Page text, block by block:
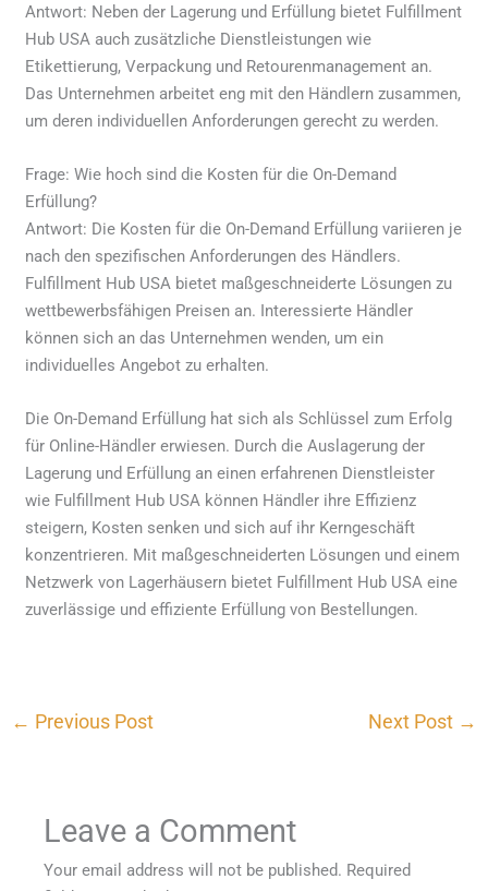
Antwort: Neben der Lagerung und Erfüllung bietet Fulfillment
Hub USA auch zusätzliche Dienstleistungen wie
Etikettierung, Verpackung und Retourenmanagement an.
Das Unternehmen arbeitet eng mit den Händlern zusammen,
um deren individuellen Anforderungen gerecht zu werden.
Frage: Wie hoch sind die Kosten für die On-Demand
Erfüllung?
Antwort: Die Kosten für die On-Demand Erfüllung variieren je
nach den spezifischen Anforderungen des Händlers.
Fulfillment Hub USA bietet maßgeschneiderte Lösungen zu
wettbewerbsfähigen Preisen an. Interessierte Händler
können sich an das Unternehmen wenden, um ein
individuelles Angebot zu erhalten.
Die On-Demand Erfüllung hat sich als Schlüssel zum Erfolg
für Online-Händler erwiesen. Durch die Auslagerung der
Lagerung und Erfüllung an einen erfahrenen Dienstleister
wie Fulfillment Hub USA können Händler ihre Effizienz
steigern, Kosten senken und sich auf ihr Kerngeschäft
konzentrieren. Mit maßgeschneiderten Lösungen und einem
Netzwerk von Lagerhäusern bietet Fulfillment Hub USA eine
zuverlässige und effiziente Erfüllung von Bestellungen.
← Previous Post Next Post →
Leave a Comment
Your email address will not be published. Required